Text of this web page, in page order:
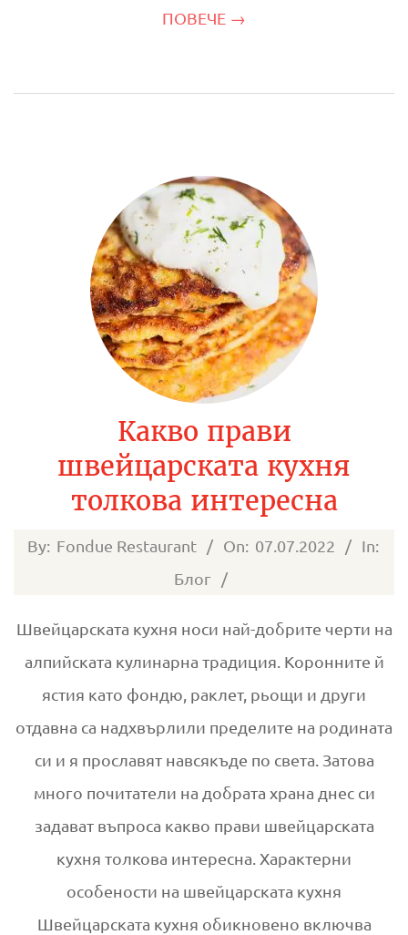
ПОВЕЧЕ →
Какво прави
швейцарската кухня
толкова интересна
2022-
By: Fondue Restaurant On: 07.07.2022
In:
Блог
Швейцарската кухня носи най-добрите черти на
алпийската кулинарна традиция. Коронните й
ястия като фондю, раклет, рьощи и други
отдавна са надхвърлили пределите на родината
си и я прославят навсякъде по света. Затова
много почитатели на добрата храна днес си
задават въпроса какво прави швейцарската
кухня толкова интересна. Характерни
особености на швейцарската кухня
Швейцарската кухня обикновено включва